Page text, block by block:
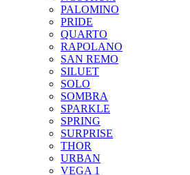
PALOMINO
PRIDE
QUARTO
RAPOLANO
SAN REMO
SILUET
SOLO
SOMBRA
SPARKLE
SPRING
SURPRISE
THOR
URBAN
VEGA 1